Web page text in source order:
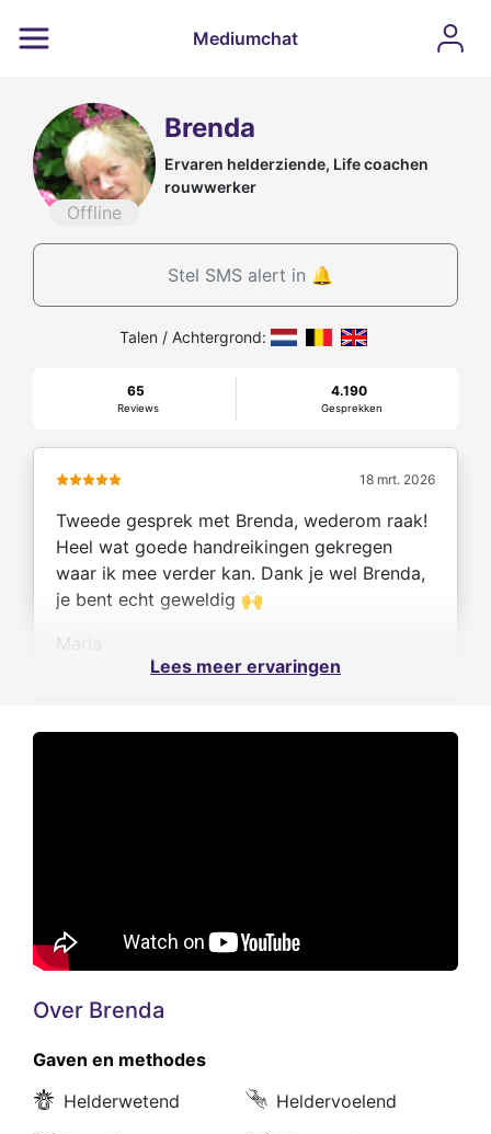
Mediumchat
Offline
Brenda
Ervaren helderziende, Life coachen
rouwwerker
Stel SMS alert in 🔔
Talen / Achtergrond:
65
Reviews
4.190
Gesprekken
18 mrt. 2026
Tweede gesprek met Brenda, wederom raak!
Heel wat goede handreikingen gekregen
waar ik mee verder kan. Dank je wel Brenda,
je bent echt geweldig 🙌
Lees meer ervaringen
Over Brenda
Gaven en methodes
Helderwetend
Heldervoelend